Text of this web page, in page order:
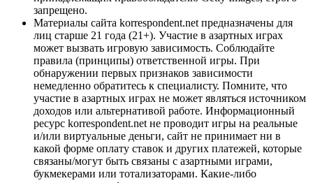
запрещено.
Материалы сайта korrespondent.net предназначены для
лиц старше 21 года (21+). Участие в азартных играх
может вызвать игровую зависимость. Соблюдайте
правила (принципы) ответственной игры. При
обнаружении первых признаков зависимости
немедленно обратитесь к специалисту. Помните, что
участие в азартных играх не может являться источником
доходов или альтернативой работе. Информационный
ресурс korrespondent.net не проводит игры на реальные
и/или виртуальные деньги, сайт не принимает ни в
какой форме оплату ставок и других платежей, которые
связаны/могут быть связаны с азартными играми,
букмекерами или тотализаторами. Какие-либо